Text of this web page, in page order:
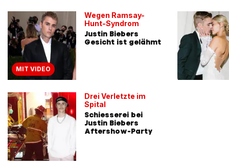
MIT VIDEO
Wegen Ramsay-
Hunt-Syndrom
Justin Biebers
Gesicht ist gelähmt
Drei Verletzte im
Spital
Schiesserei bei
Justin Biebers
Aftershow-Party